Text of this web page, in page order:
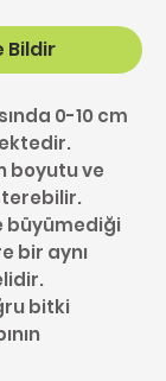
Bildir
0-10 cm
boyutu ve
büyümediği
bir aynı
bitki